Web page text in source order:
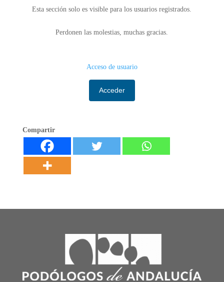
Esta sección solo es visible para los usuarios registrados.
Perdonen las molestias, muchas gracias.
Acceso de usuario
Acceder
Compartir